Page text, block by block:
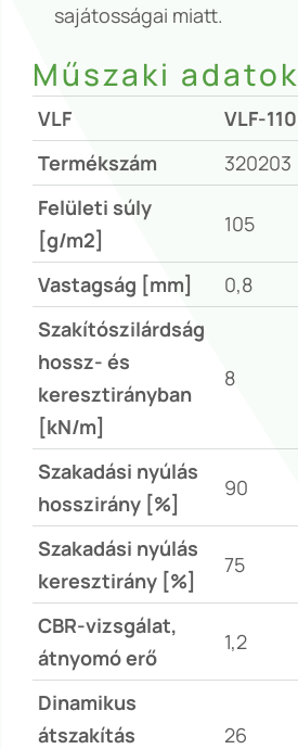
sajátosságai miatt.
Műszaki adatok
VLF VLF-110
Termékszám
320203
Felületi súly
[g/m2]
105
Vastagság [mm] 0,8
Szakítószilárdság
hossz- és
keresztirányban
[kN/m]
8
Szakadási nyúlás
hosszirány [%]
90
Szakadási nyúlás
keresztirány [%]
75
CBR-vizsgálat,
átnyomó erő
1,2
Dinamikus
átszakítás
26